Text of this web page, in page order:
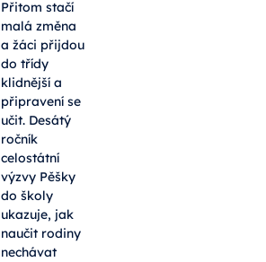
Přitom stačí
malá změna
a žáci přijdou
do třídy
klidnější a
připravení se
učit. Desátý
ročník
celostátní
výzvy Pěšky
do školy
ukazuje, jak
naučit rodiny
nechávat